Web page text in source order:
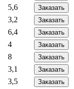
5,6 Заказать
3,2 Заказать
6,4 Заказать
4 Заказать
8 Заказать
3,1 Заказать
3,5 Заказать